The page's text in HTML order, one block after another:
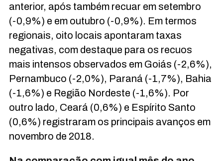
anterior, após também recuar em setembro
(-0,9%) e em outubro (-0,9%). Em termos
regionais, oito locais apontaram taxas
negativas, com destaque para os recuos
mais intensos observados em Goiás (-2,6%),
Pernambuco (-2,0%), Paraná (-1,7%), Bahia
(-1,6%) e Região Nordeste (-1,6%). Por
outro lado, Ceará (0,6%) e Espírito Santo
(0,6%) registraram os principais avanços em
novembro de 2018.